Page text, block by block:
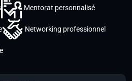
Mentorat personnalisé
Networking professionnel